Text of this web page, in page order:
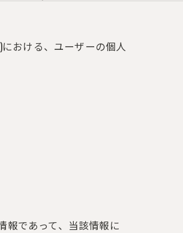
おける、ユーザーの個人
報であって、当該情報に